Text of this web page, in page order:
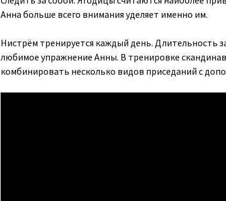
Анна больше всего внимания уделяет именно им.
Нистрём тренируется каждый день. Длительность
любимое упражнение Анны. В тренировке
комбинировать несколько видов приседаний с